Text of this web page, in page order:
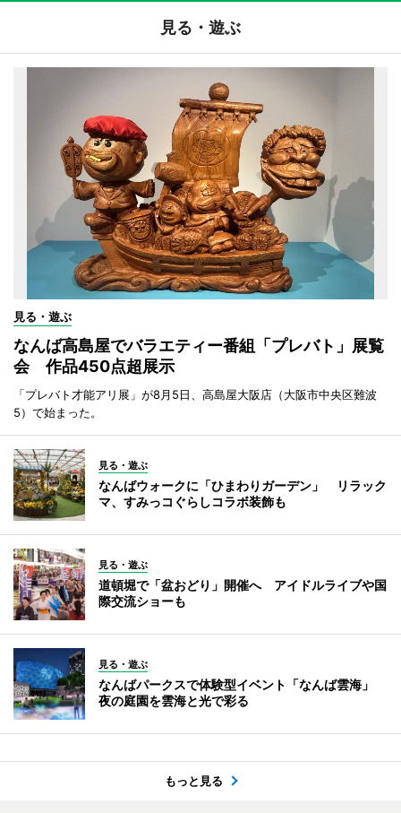
見る・遊ぶ
見る・遊ぶ
なんば高島屋でバラエティー番組「プレバト」展覧
会 作品450点超展示
「プレバト才能アリ展」が8月5日、高島屋大阪店（大阪市中央区難波
5）で始まった。
見る・遊ぶ
なんばウォークに「ひまわりガーデン」 リラック
マ、すみっコぐらしコラボ装飾も
見る・遊ぶ
道頓堀で「盆おどり」開催へ アイドルライブや国
際交流ショーも
見る・遊ぶ
なんばパークスで体験型イベント「なんば雲海」
夜の庭園を雲海と光で彩る
もっと見る